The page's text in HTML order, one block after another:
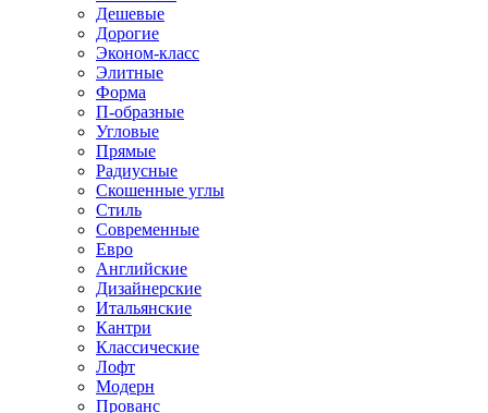
Дешевые
Дорогие
Эконом-класс
Элитные
Форма
П-образные
Угловые
Прямые
Радиусные
Скошенные углы
Стиль
Современные
Евро
Английские
Дизайнерские
Итальянские
Кантри
Классические
Лофт
Модерн
Прованс